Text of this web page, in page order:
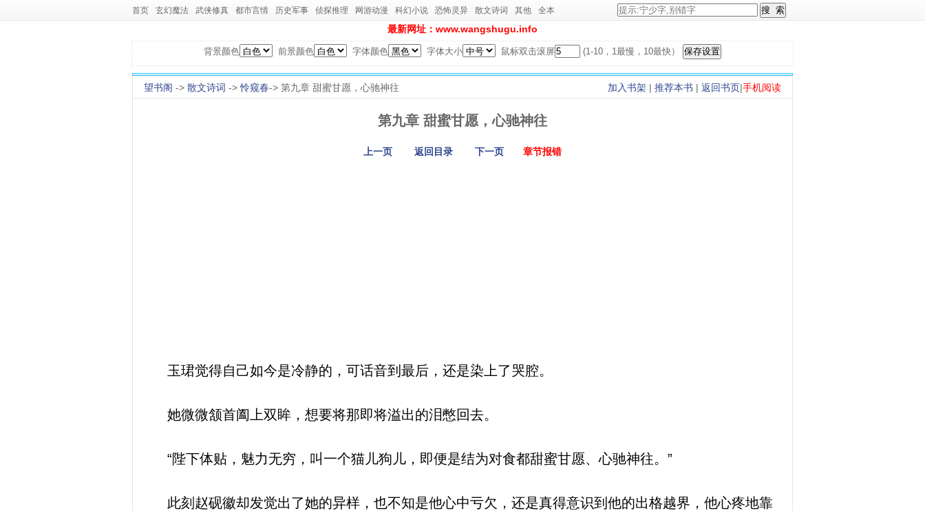
首页 玄幻魔法 武侠修真 都市言情 历史军事 侦探推理 网游动漫 科幻小说 恐怖灵异 散文诗词 其他 全本
最新网址：www.wangshugu.info
背景颜色 前景颜色 字体颜色 字体大小 鼠标双击滚屏 (1-10，1最慢，10最快）
加入书架 | 推荐本书 | 返回书页|手机阅读
望书阁 -> 散文诗词 ->怜窥春-> 第九章 甜蜜甘愿，心驰神往
第九章 甜蜜甘愿，心驰神往
上一页 返回目录 下一页 章节报错
玉珺觉得自己如今是冷静的，可话音到最后，还是染上了哭腔。
她微微颔首阖上双眸，想要将那即将溢出的泪憋回去。
“陛下体贴，魅力无穷，叫一个猫儿狗儿，即便是结为对食都甜蜜甘愿、心驰神往。”
此刻赵砚徽却发觉出了她的异样，也不知是他心中亏欠，还是真得意识到他的出格越界，他心疼地靠